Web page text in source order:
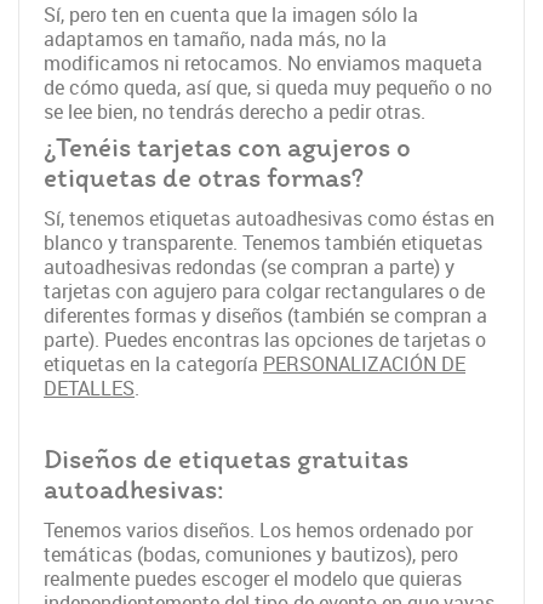
Sí, pero ten en cuenta que la imagen sólo la
adaptamos en tamaño, nada más, no la
modificamos ni retocamos. No enviamos maqueta
de cómo queda, así que, si queda muy pequeño o no
se lee bien, no tendrás derecho a pedir otras.
¿Tenéis tarjetas con agujeros o
etiquetas de otras formas?
Sí, tenemos etiquetas autoadhesivas como éstas en
blanco y transparente. Tenemos también etiquetas
autoadhesivas redondas (se compran a parte) y
tarjetas con agujero para colgar rectangulares o de
diferentes formas y diseños (también se compran a
parte). Puedes encontras las opciones de tarjetas o
etiquetas en la categoría PERSONALIZACIÓN DE
DETALLES.
Diseños de etiquetas gratuitas
autoadhesivas:
Tenemos varios diseños. Los hemos ordenado por
temáticas (bodas, comuniones y bautizos), pero
realmente puedes escoger el modelo que quieras